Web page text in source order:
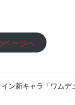
ページへ
イン新キャラ「ワム